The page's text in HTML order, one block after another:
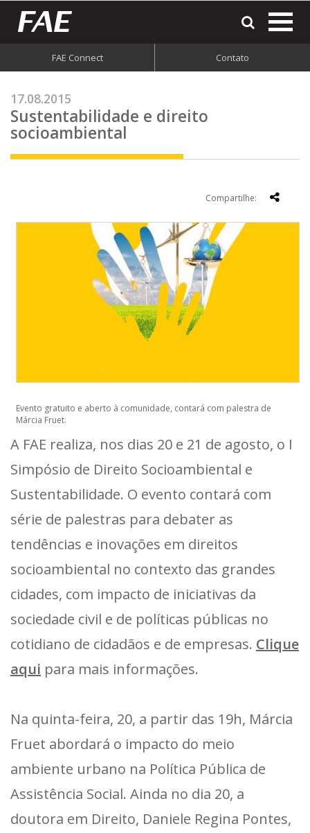
FAE Connect Contato
17.08.2015
Sustentabilidade e direito
socioambiental
Compartilhe:
Evento gratuito e aberto à comunidade, contará com palestra de
Márcia Fruet.
A FAE realiza, nos dias 20 e 21 de agosto, o I
Simpósio de Direito Socioambiental e
Sustentabilidade. O evento contará com
série de palestras para debater as
tendências e inovações em direitos
socioambiental no contexto das grandes
cidades, com impacto de iniciativas da
sociedade civil e de políticas públicas no
cotidiano de cidadãos e de empresas. Clique
aqui para mais informações.
Na quinta-feira, 20, a partir das 19h, Márcia
Fruet abordará o impacto do meio
ambiente urbano na Política Pública de
Assistência Social. Ainda no dia 20, a
doutora em Direito, Daniele Regina Pontes,